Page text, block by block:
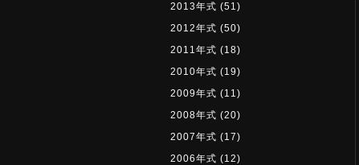
2013年式 (51)
2012年式 (50)
2011年式 (18)
2010年式 (19)
2009年式 (11)
2008年式 (20)
2007年式 (17)
2006年式 (12)